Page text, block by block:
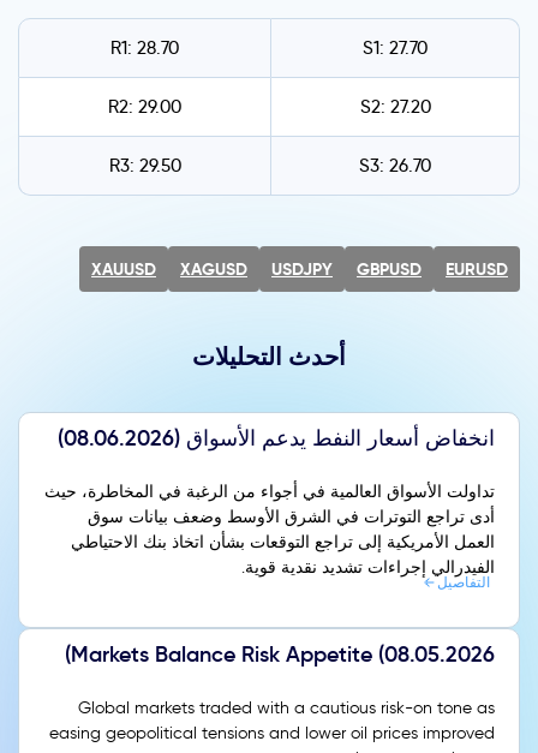
R1: 28.70 S1: 27.70
R2: 29.00 S2: 27.20
R3: 29.50 S3: 26.70
EURUSD
GBPUSD
USDJPY
XAGUSD
XAUUSD
أحدث التحليلات
انخفاض أسعار النفط يدعم الأسواق (08.06.2026)
تداولت الأسواق العالمية في أجواء من الرغبة في المخاطرة، حيث
أدى تراجع التوترات في الشرق الأوسط وضعف بيانات سوق
العمل الأمريكية إلى تراجع التوقعات بشأن اتخاذ بنك الاحتياطي
الفيدرالي إجراءات تشديد نقدية قوية.
التفاصيل
Markets Balance Risk Appetite (08.05.2026)
Global markets traded with a cautious risk-on tone as
easing geopolitical tensions and lower oil prices improved